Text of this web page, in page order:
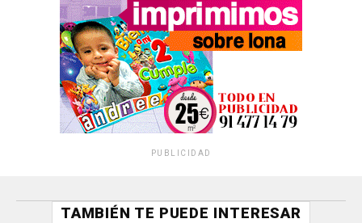
PUBLICIDAD
TAMBIÉN TE PUEDE INTERESAR